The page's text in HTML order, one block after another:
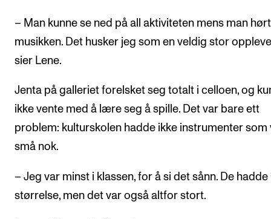
– Man kunne se ned på all aktiviteten mens man
musikken. Det husker jeg som en veldig stor
sier Lene.
Jenta på galleriet forelsket seg totalt i celloen, og
ikke vente med å lære seg å spille. Det var bare ett
problem: kulturskolen hadde ikke instrumenter som
små nok.
– Jeg var minst i klassen, for å si det sånn. De
størrelse, men det var også altfor stort.